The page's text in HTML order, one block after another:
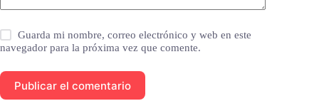
Guarda mi nombre, correo electrónico y web en este
navegador para la próxima vez que comente.
Publicar el comentario